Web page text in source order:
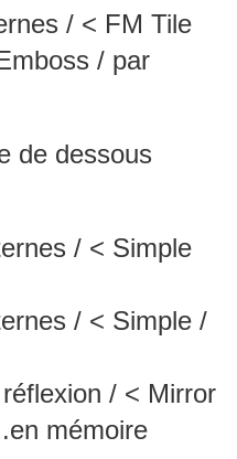
/ < FM Tile
/ par
de dessous
/ < Simple
/ < Simple /
/ < Mirror
mémoire